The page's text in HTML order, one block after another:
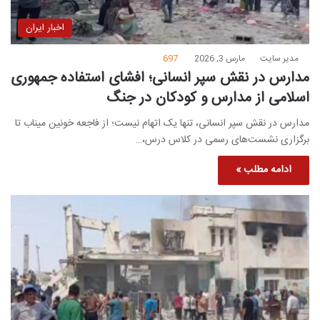
اخبار ایران
مدیر سایت مارس 3, 2026 697
مدارس در نقش سپر انسانی؛ افشای استفاده جمهوری
اسلامی از مدارس و کودکان در جنگ
مدارس در نقش سپر انسانی، تنها یک اتهام نیست؛ از فاجعه خونین میناب تا
برگزاری نشست‌های رسمی در کلاس درس،…
ادامه مطلب »